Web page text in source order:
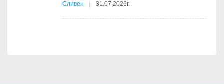
Сливен 31.07.2026г.